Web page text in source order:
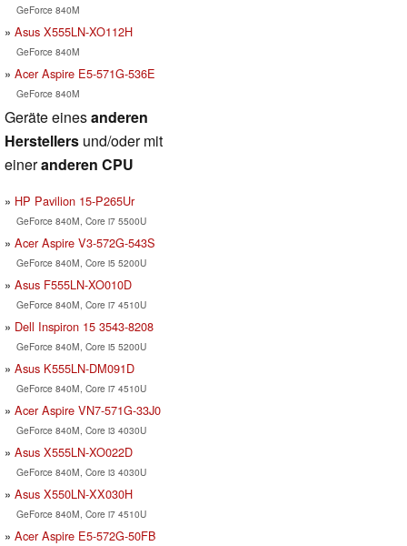
GeForce 840M
Asus X555LN-XO112H
GeForce 840M
Acer Aspire E5-571G-536E
GeForce 840M
Geräte einesanderen
Herstellers und/oder mit
eineranderen CPU
HP Pavilion 15-P265Ur
GeForce 840M, Core i7 5500U
Acer Aspire V3-572G-543S
GeForce 840M, Core i5 5200U
Asus F555LN-XO010D
GeForce 840M, Core i7 4510U
Dell Inspiron 15 3543-8208
GeForce 840M, Core i5 5200U
Asus K555LN-DM091D
GeForce 840M, Core i7 4510U
Acer Aspire VN7-571G-33J0
GeForce 840M, Core i3 4030U
Asus X555LN-XO022D
GeForce 840M, Core i3 4030U
Asus X550LN-XX030H
GeForce 840M, Core i7 4510U
Acer Aspire E5-572G-50FB